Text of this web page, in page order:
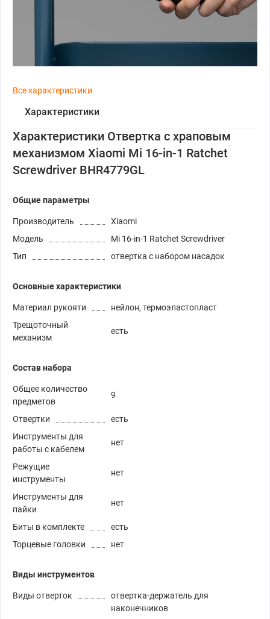
Все характеристики
Характеристики
Характеристики Отвертка с храповым
механизмом Xiaomi Mi 16-in-1 Ratchet
Screwdriver BHR4779GL
Общие параметры
Производитель
Xiaomi
Модель
Mi 16-in-1 Ratchet Screwdriver
Тип
отвертка с набором насадок
Основные характеристики
Материал рукояти
нейлон, термоэластопласт
Трещоточный
механизм
есть
Состав набора
Общее количество
предметов
9
Отвертки
есть
Инструменты для
работы с кабелем
нет
Режущие
инструменты
нет
Инструменты для
пайки
нет
Биты в комплекте
есть
Торцевые головки
нет
Виды инструментов
Виды отверток
отвертка-держатель для
наконечников